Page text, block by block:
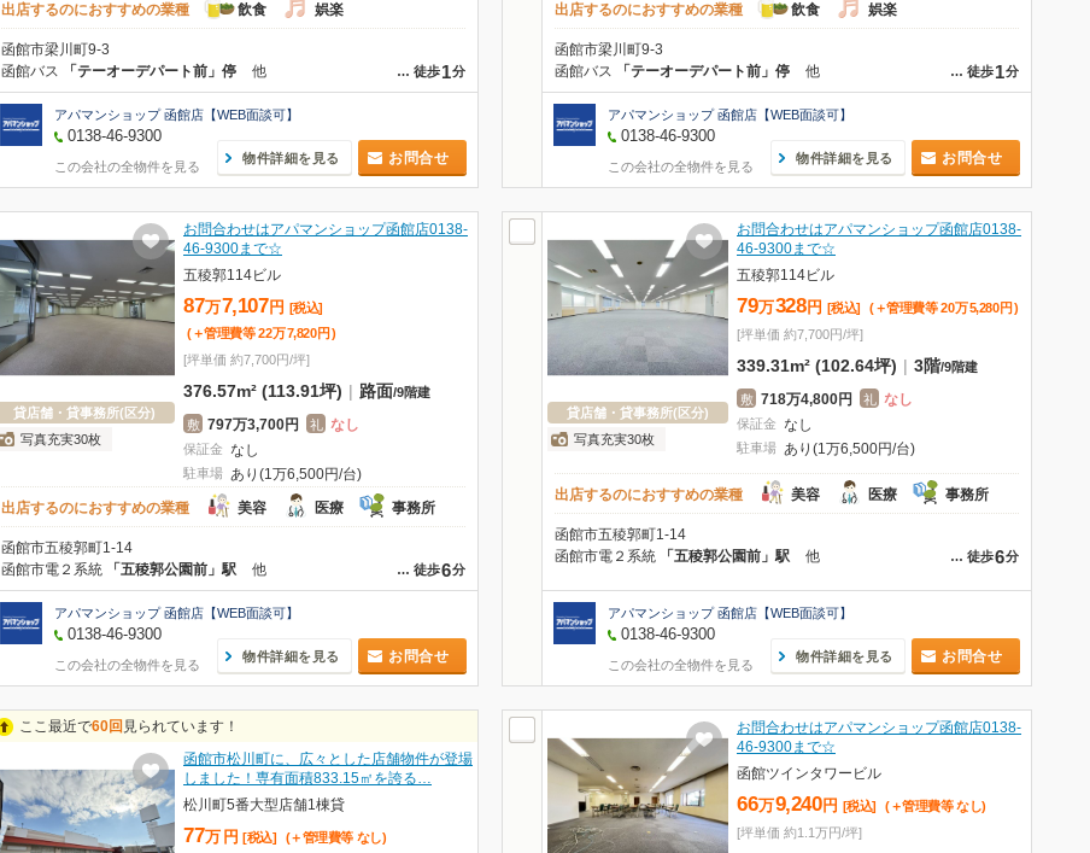
出店するのにおすすめの業種
飲食 娯楽
函館市梁川町9-3
… 徒歩1分
函館バス 「テーオーデパート前」停 他
アパマンショップ 函館店【WEB面談可】
0138-46-9300
この会社の全物件を見る
物件詳細を見る お問合せ
出店するのにおすすめの業種
飲食 娯楽
函館市梁川町9-3
… 徒歩1分
函館バス 「テーオーデパート前」停 他
アパマンショップ 函館店【WEB面談可】
0138-46-9300
この会社の全物件を見る
物件詳細を見る お問合せ
貸店舗・貸事務所(区分)
写真充実30枚
お問合わせはアパマンショップ函館店0138-
46-9300まで☆
五稜郭114ビル
87万7,107 円
[税込]
(＋管理費等 22万7,820 円 )
[坪単価 約7,700円/坪]
376.57m² (113.91坪) | 路面/9階建
敷 797万3,700円 礼 なし
保証金 なし
駐車場 あり(1万6,500円/台)
出店するのにおすすめの業種
美容 医療 事務所
函館市五稜郭町1-14
… 徒歩6分
函館市電２系統 「五稜郭公園前」駅 他
アパマンショップ 函館店【WEB面談可】
0138-46-9300
この会社の全物件を見る
物件詳細を見る お問合せ
貸店舗・貸事務所(区分)
写真充実30枚
お問合わせはアパマンショップ函館店0138-
46-9300まで☆
五稜郭114ビル
79万328 円 [税込] (＋管理費等 20万5,280 円 )
[坪単価 約7,700円/坪]
339.31m² (102.64坪) | 3階/9階建
敷 718万4,800円 礼 なし
保証金 なし
駐車場 あり(1万6,500円/台)
出店するのにおすすめの業種 美容 医療 事務所
函館市五稜郭町1-14
… 徒歩6分
函館市電２系統 「五稜郭公園前」駅 他
アパマンショップ 函館店【WEB面談可】
0138-46-9300
この会社の全物件を見る
物件詳細を見る お問合せ
ここ最近で60回 見られています！
函館市松川町に、広々とした店舗物件が登場
しました！専有面積833.15㎡を誇る…
松川町5番大型店舗1棟貸
77万 円 [税込] (＋管理費等 なし)
お問合わせはアパマンショップ函館店0138-
46-9300まで☆
函館ツインタワービル
66万9,240 円 [税込] (＋管理費等 なし)
[坪単価 約1.1万円/坪]